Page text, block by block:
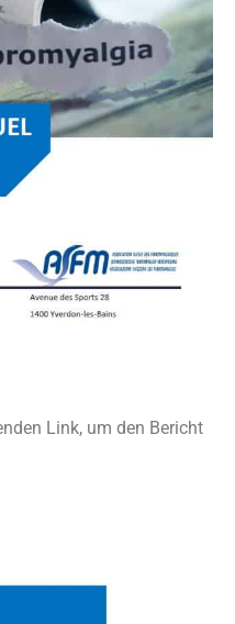
Link, um den Bericht